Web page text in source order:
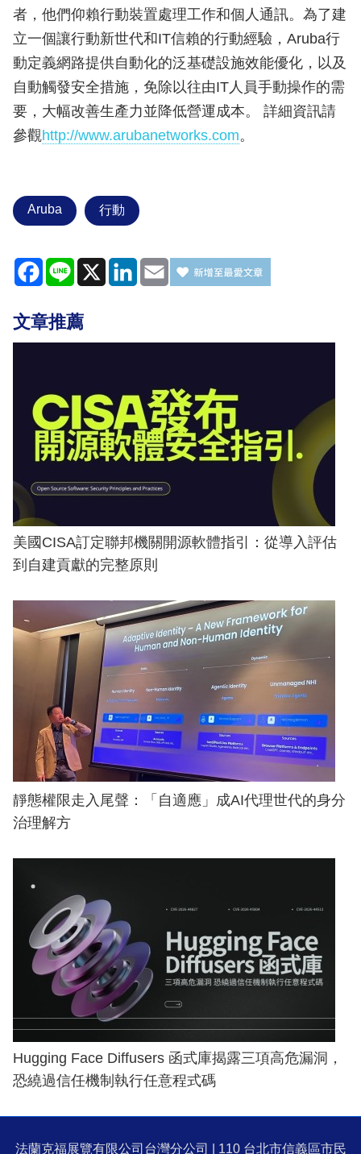
者，他們仰賴行動裝置處理工作和個人通訊。為了建
立一個讓行動新世代和IT信賴的行動經驗，Aruba行
動定義網路提供自動化的泛基礎設施效能優化，以及
自動觸發安全措施，免除以往由IT人員手動操作的需
要，大幅改善生產力並降低營運成本。 詳細資訊請
參觀http://www.arubanetworks.com。
Aruba 行動
Facebook
Line X LinkedIn
Email
文章推薦
美國CISA訂定聯邦機關開源軟體指引：從導入評估
到自建貢獻的完整原則
靜態權限走入尾聲：「自適應」成AI代理世代的身分
治理解方
Hugging Face Diffusers 函式庫揭露三項高危漏洞，
恐繞過信任機制執行任意程式碼
法蘭克福展覽有限公司台灣分公司 | 110 台北市信義區市民